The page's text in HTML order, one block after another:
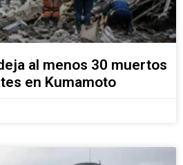
al menos 30 muertos
en Kumamoto